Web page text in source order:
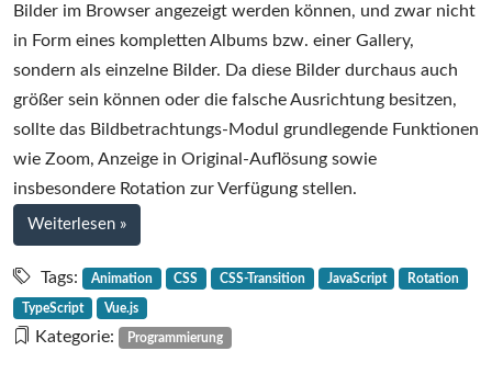
kleiner
ImageViewer
mit
Vue.js
Bilder im Browser angezeigt werden können, und zwar nicht
in Form eines kompletten Albums bzw. einer Gallery,
sondern als einzelne Bilder. Da diese Bilder durchaus auch
größer sein können oder die falsche Ausrichtung besitzen,
sollte das Bildbetrachtungs-Modul grundlegende Funktionen
wie Zoom, Anzeige in Original-Auflösung sowie
insbesondere Rotation zur Verfügung stellen.
Weiterlesen bei
Ein
kleiner
ImageViewer
mit
»
Tags: Animation CSS CSS-Transition JavaScript Rotation
TypeScript Vue.js
Kategorie: Programmierung